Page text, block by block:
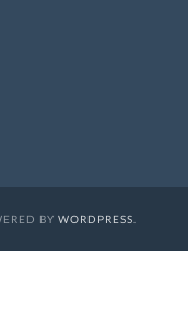
BY WORDPRESS